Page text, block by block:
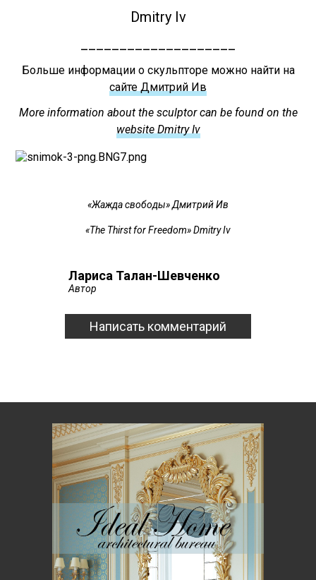
Dmitry Iv
Больше информации о скульпторе можно найти на
сайте Дмитрий Ив
More information about the sculptor can be found on the
website Dmitry Iv
«‎Жажда свободы» Дмитрий Ив
«The Thirst for Freedom» Dmitry Iv
Лариса Талан-Шевченко
Автор
Написать комментарий